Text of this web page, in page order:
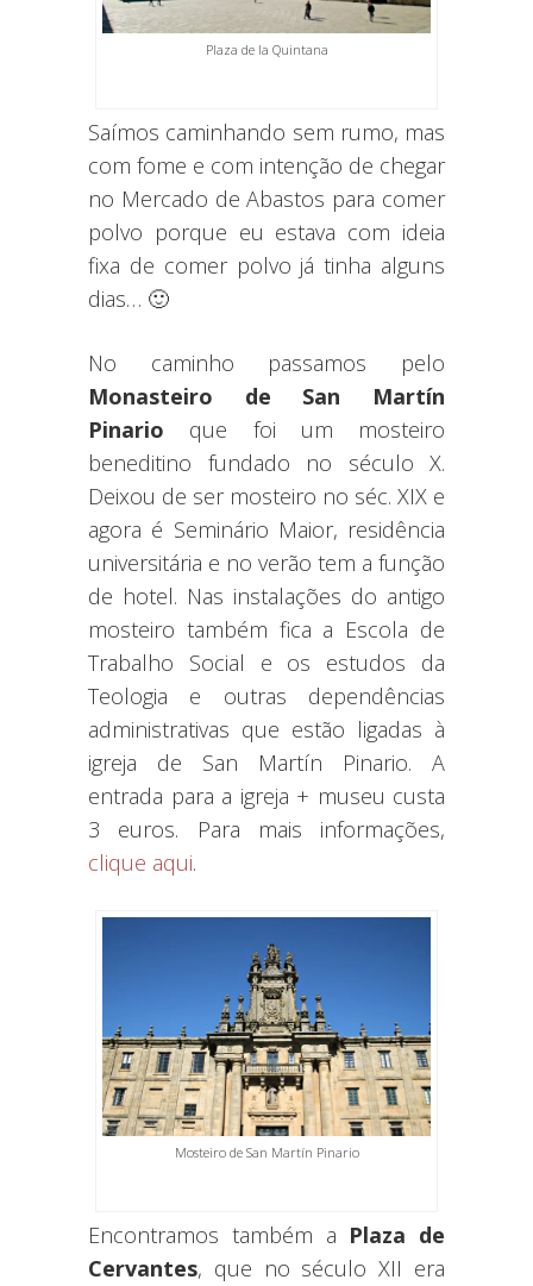
Plaza de la Quintana
Saímos caminhando sem rumo, mas
com fome e com intenção de chegar
no Mercado de Abastos para comer
polvo porque eu estava com ideia
fixa de comer polvo já tinha alguns
dias… 🙂
No caminho passamos pelo
Monasteiro de San Martín
Pinario que foi um mosteiro
beneditino fundado no século X.
Deixou de ser mosteiro no séc. XIX e
agora é Seminário Maior, residência
universitária e no verão tem a função
de hotel. Nas instalações do antigo
mosteiro também fica a Escola de
Trabalho Social e os estudos da
Teologia e outras dependências
administrativas que estão ligadas à
igreja de San Martín Pinario. A
entrada para a igreja + museu custa
3 euros. Para mais informações,
clique aqui.
Mosteiro de San Martín Pinario
Encontramos também a Plaza de
Cervantes, que no século XII era